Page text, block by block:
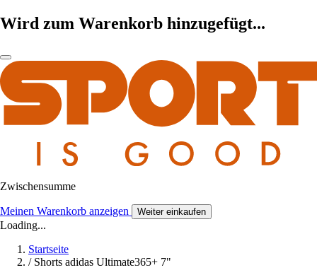
Wird zum Warenkorb hinzugefügt...
Zwischensumme
Meinen Warenkorb anzeigen Weiter einkaufen
Loading...
Startseite
/ Shorts adidas Ultimate365+ 7"